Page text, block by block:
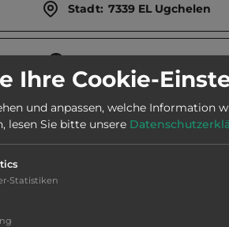
Stadt: 7339 EL Ugchelen
Telefon: 0031 55 5424961
Ihre Cookie-
und anpassen, welche Information
lesen Sie bitte unsere
Statistiken